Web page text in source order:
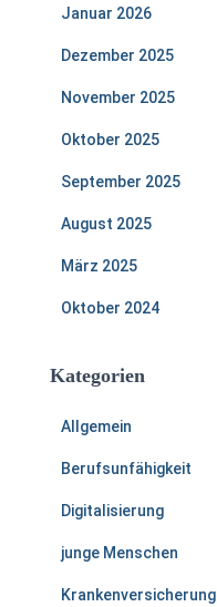
Januar 2026
Dezember 2025
November 2025
Oktober 2025
September 2025
August 2025
März 2025
Oktober 2024
Kategorien
Allgemein
Berufsunfähigkeit
Digitalisierung
junge Menschen
Krankenversicherung